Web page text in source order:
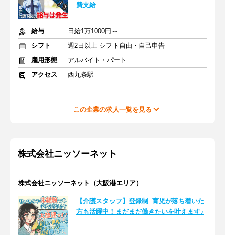
費支給
給与
日給1万1000円～
シフト
週2日以上 シフト自由・自己申告
雇用形態
アルバイト・パート
アクセス
西九条駅
この企業の求人一覧を見る
株式会社ニッソーネット
株式会社ニッソーネット（大阪港エリア）
【介護スタッフ】登録制│育児が落ち着いた
方も活躍中！まだまだ働きたいを叶えます♪